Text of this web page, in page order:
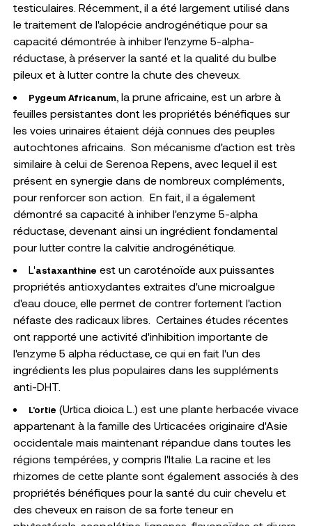
testiculaires. Récemment, il a été largement utilisé dans
le traitement de l'alopécie androgénétique pour sa
capacité démontrée à inhiber l'enzyme 5-alpha-
réductase, à préserver la santé et la qualité du bulbe
pileux et à lutter contre la chute des cheveux.
Pygeum Africanum, la prune africaine, est un arbre à
feuilles persistantes dont les propriétés bénéfiques sur
les voies urinaires étaient déjà connues des peuples
autochtones africains.
Son mécanisme d'action est très
similaire à celui de Serenoa Repens, avec lequel il est
présent en synergie dans de nombreux compléments,
pour renforcer son action.
En fait, il a également
démontré sa capacité à inhiber l'enzyme 5-alpha
réductase, devenant ainsi un ingrédient fondamental
pour lutter contre la calvitie androgénétique.
L'astaxanthine est un caroténoïde aux puissantes
propriétés antioxydantes extraites d'une microalgue
d'eau douce, elle permet de contrer fortement l'action
néfaste des radicaux libres.
Certaines études récentes
ont rapporté une activité d'inhibition importante de
l'enzyme 5 alpha réductase, ce qui en fait l'un des
ingrédients les plus populaires dans les suppléments
anti-DHT.
L'ortie (Urtica dioica L.) est une plante herbacée vivace
appartenant à la famille des Urticacées originaire d'Asie
occidentale mais maintenant répandue dans toutes les
régions tempérées, y compris l'Italie. La racine et les
rhizomes de cette plante sont également associés à des
propriétés bénéfiques pour la santé du cuir chevelu et
des cheveux en raison de sa forte teneur en